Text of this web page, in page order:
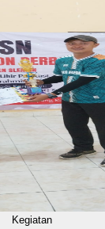
Kegiatan